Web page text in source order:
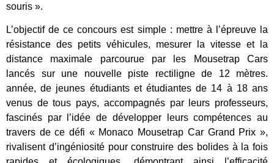
souris ».
L’objectif de ce concours est simple : mettre à l’épreuve la
résistance des petits véhicules, mesurer la vitesse et la
distance maximale parcourue par les Mousetrap Cars
lancés sur une nouvelle piste rectiligne de 12 mètres.
année, de jeunes étudiants et étudiantes de 14 à 18 ans
venus de tous pays, accompagnés par leurs professeurs,
fascinés par l’idée de développer leurs compétences au
travers de ce défi « Monaco Mousetrap Car Grand Prix »,
rivalisent d’ingéniosité pour construire des bolides à la fois